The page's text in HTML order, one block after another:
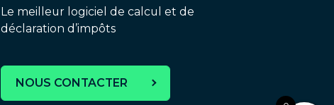
Le meilleur logiciel de calcul et de
déclaration d’impôts
NOUS CONTACTER